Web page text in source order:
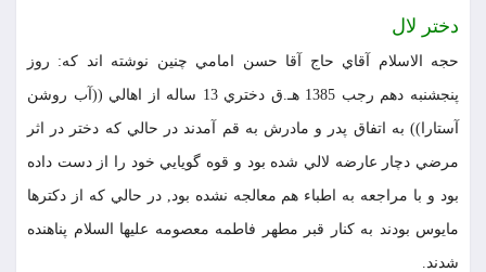
دختر لال
حجه الاسلام آقاي حاج آقا حسن امامي چنين نوشته اند كه: روز
پنجشنبه دهم رجب 1385 هـ.ق دختري 13 ساله از اهالي ((آب روشن
آستارا)) به اتفاق پدر و مادرش به قم آمدند در حالي كه دختر در اثر
مرضي دچار عارضه لالي شده بود و قوه گويايي خود را از دست داده
بود و با مراجعه به اطباء هم معالجه نشده بود, در حالي كه از دكترها
مايوس بودند به كنار قبر مطهر فاطمه معصومه عليها السلام پناهنده
شدند.